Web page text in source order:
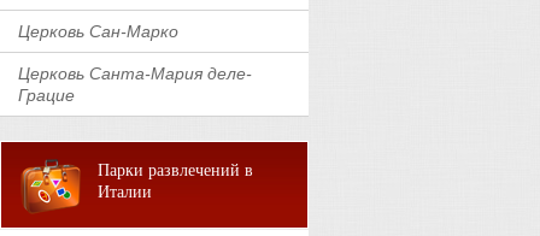
Церковь Сан-Марко
Церковь Санта-Мария деле-
Грацие
Парки развлечений в
Италии